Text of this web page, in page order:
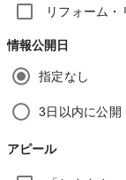
リフォーム
情報公開日
指定なし
3日以内に公開
アピール